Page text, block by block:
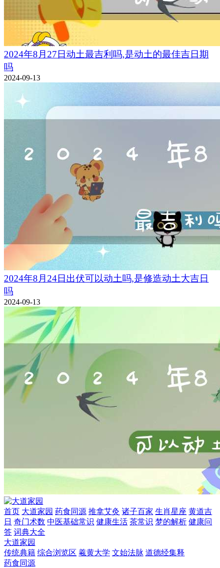
2024年8月27日动土最吉利吗,是动土的最佳吉日期
吗
2024-09-13
2024年8月24日出伏可以动土吗,是修造动土大吉日
吗
2024-09-13
首页 大道家园 药食同源 推拿艾灸 诸子百家 生肖星座 黄道吉
日 奇门术数 中医基础常识 健康生活 茶常识 梦的解析 健康问
答 词典大全
大道家园
传统典籍 综合浏览区 羲黄大学 文始法脉 道德经集释
药食同源